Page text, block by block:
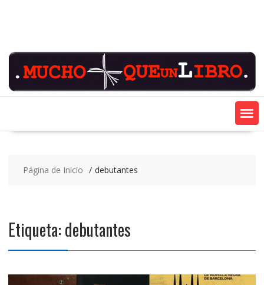
Página de Inicio debutantes
Etiqueta:debutantes